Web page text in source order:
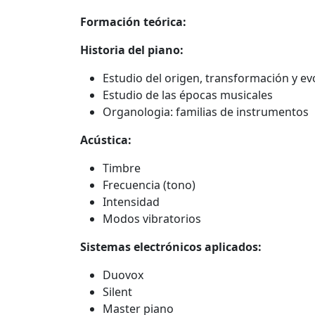
Formación teórica:
Historia del piano:
Estudio del origen, transformación y
Estudio de las épocas musicales
Organologia: familias de instrumentos
Acústica:
Timbre
Frecuencia (tono)
Intensidad
Modos vibratorios
Sistemas electrónicos aplicados:
Duovox
Silent
Master piano